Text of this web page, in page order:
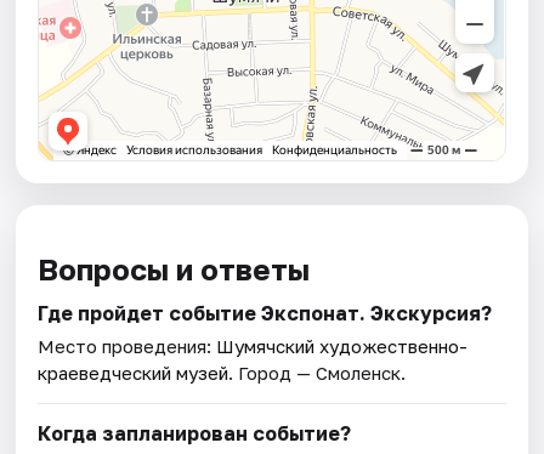
Вопросы и ответы
Где пройдет событие Экспонат. Экскурсия?
Место проведения: Шумячский художественно-
краеведческий музей. Город — Смоленск.
Когда запланирован событие?